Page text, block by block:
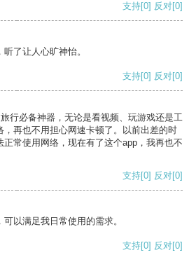
支持[0] 反对[0]
了让人心旷神怡。
支持[0] 反对[0]
行必备神器，无论是看视频、玩游戏还是工
，再也不用担心网速卡顿了。以前出差的时
常使用网络，现在有了这个app，我再也不
支持[0] 反对[0]
以满足我日常使用的需求。
支持[0] 反对[0]